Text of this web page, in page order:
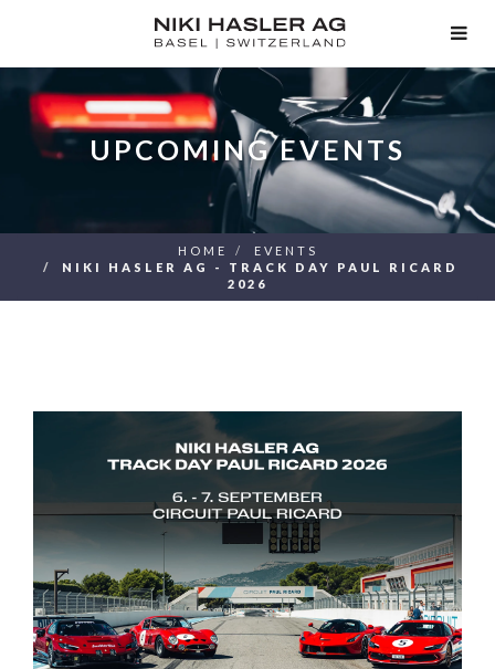
UPCOMING EVENTS
HOME
EVENTS
NIKI HASLER AG - TRACK DAY PAUL RICARD
2026